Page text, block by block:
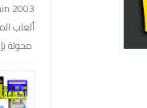
محولة